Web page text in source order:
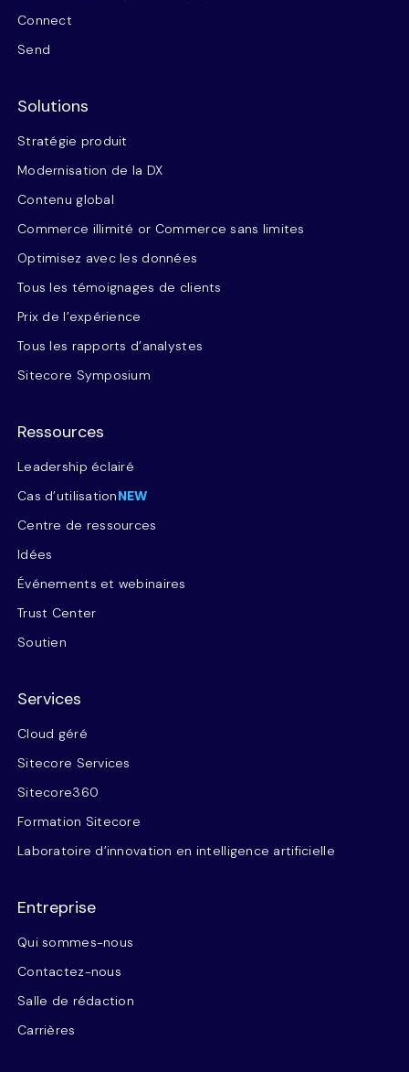
Connect
Send
Solutions
Stratégie produit
Modernisation de la DX
Contenu global
Commerce illimité or Commerce sans limites
Optimisez avec les données
Tous les témoignages de clients
Prix de l’expérience
Tous les rapports d’analystes
Sitecore Symposium
Ressources
Leadership éclairé
Cas d’utilisationNEW
Centre de ressources
Idées
Événements et webinaires
Trust Center
Soutien
Services
Cloud géré
Sitecore Services
Sitecore360
Formation Sitecore
Laboratoire d’innovation en intelligence artificielle
Entreprise
Qui sommes-nous
Contactez-nous
Salle de rédaction
Carrières